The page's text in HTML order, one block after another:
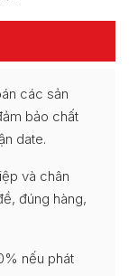
các sản
bảo chất
date.
và chân
đúng hàng,
nếu phát